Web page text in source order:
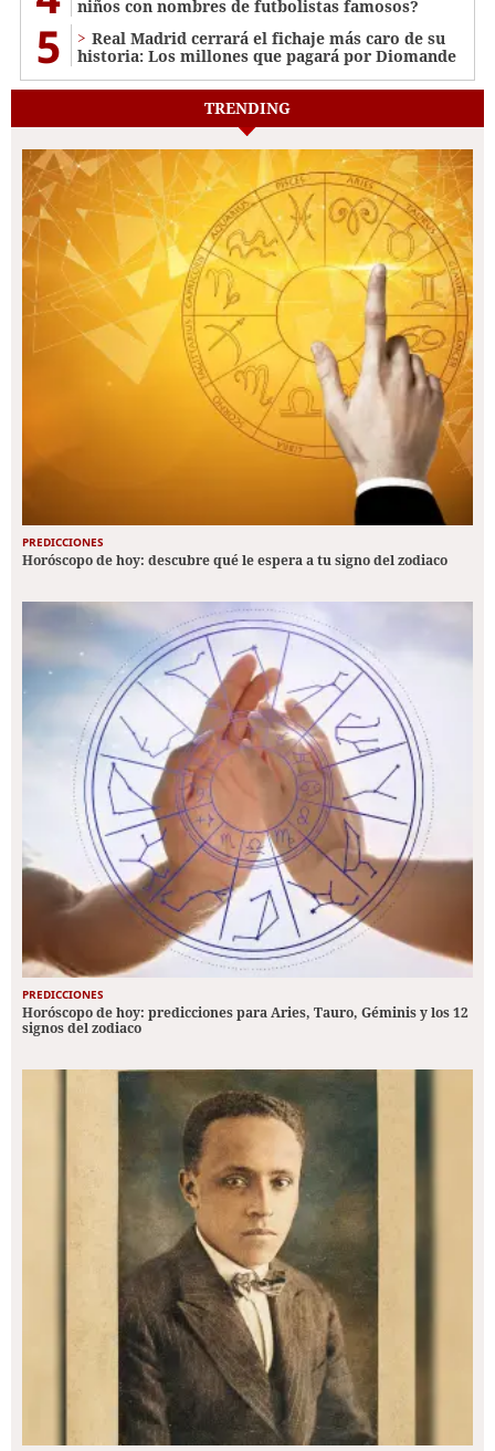
niños con nombres de futbolistas famosos?
5
Real Madrid cerrará el fichaje más caro de su
historia: Los millones que pagará por Diomande
TRENDING
PREDICCIONES
Horóscopo de hoy: descubre qué le espera a tu signo del zodiaco
PREDICCIONES
Horóscopo de hoy: predicciones para Aries, Tauro, Géminis y los 12
signos del zodiaco